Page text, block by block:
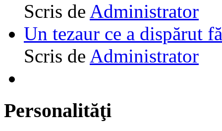
Scris de Administrator
Un tezaur ce a dispărut
Scris de Administrator
Personalităţi